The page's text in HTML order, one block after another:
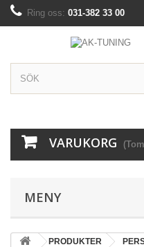
Ring oss: 031-382 33 00
VARUKORG
MENY
PRODUKTER